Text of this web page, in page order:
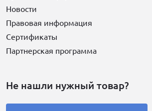
Новости
Правовая информация
Сертификаты
Партнерская программа
Не нашли нужный товар?